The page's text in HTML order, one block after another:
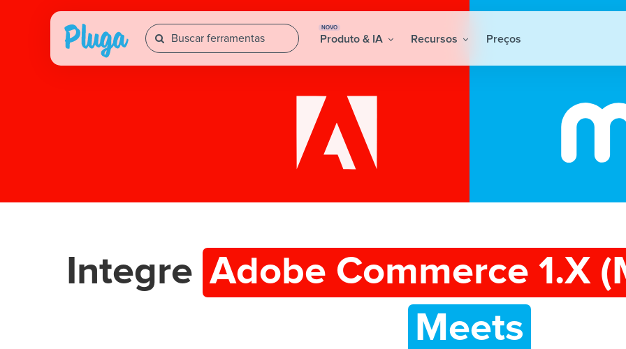
NOVO
Produto & IA Recursos Preços
Integre Adobe Commerce 1.X
Meets